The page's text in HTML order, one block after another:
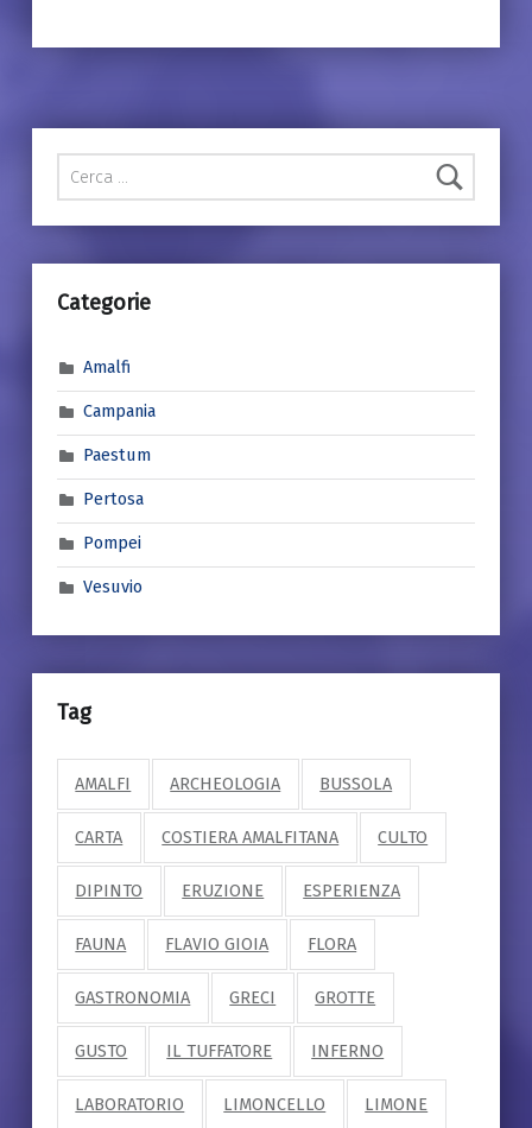
Ricerca per:
Categorie
Amalfi
Campania
Paestum
Pertosa
Pompei
Vesuvio
Tag
AMALFI ARCHEOLOGIA BUSSOLA
CARTA COSTIERA AMALFITANA CULTO
DIPINTO ERUZIONE ESPERIENZA
FAUNA FLAVIO GIOIA FLORA
GASTRONOMIA GRECI GROTTE
GUSTO IL TUFFATORE INFERNO
LABORATORIO LIMONCELLO LIMONE